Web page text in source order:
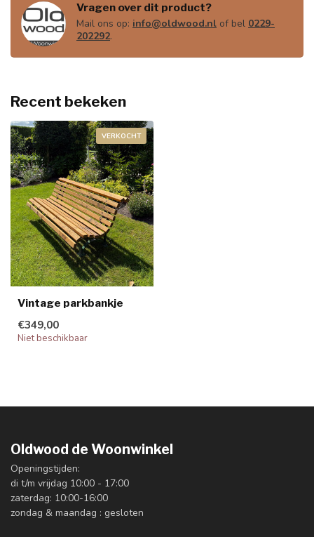
Vragen over dit product?
Mail ons op: info@oldwood.nl of bel 0229-
202292.
Recent bekeken
VERKOCHT
Vintage parkbankje
€349,00
Niet beschikbaar
Oldwood de Woonwinkel
Openingstijden:
di t/m vrijdag 10:00 - 17:00
zaterdag: 10:00-16:00
zondag & maandag : gesloten